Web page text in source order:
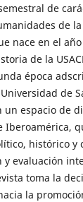
de
de
nace en el
de la
época
de
espacio de
Iberoamérica,
histórico y
y evaluación
toma la
la